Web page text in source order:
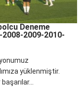
Deneme
2009-2010-
yüklenmiştir.